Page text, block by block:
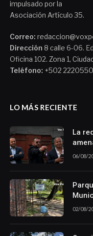
impulsado por la
Asociación Artículo 35.
Correo:
Dirección 8 calle 6-06.
Oficina 102. Zona 1,
Teléfono: +502
LO MÁS RECIENTE
La
06/08/
02/08/